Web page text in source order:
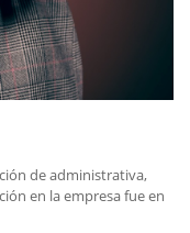
de administrativa,
en la empresa fue en